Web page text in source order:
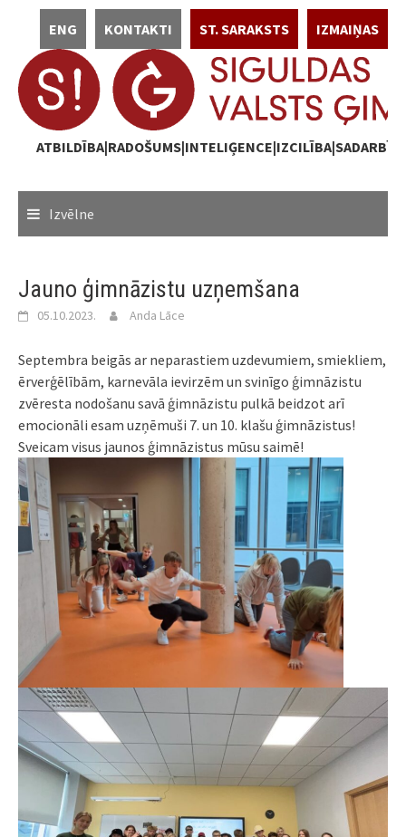
content
IZMAIŅAS
ST. SARAKSTS
KONTAKTI
ENG
Izvēlne
Jauno ģimnāzistu uzņemšana
05.10.2023. Anda Lāce
Septembra beigās ar neparastiem uzdevumiem, smiekliem,
ērverģēlībām, karnevāla ievirzēm un svinīgo ģimnāzistu
zvēresta nodošanu savā ģimnāzistu pulkā beidzot arī
emocionāli esam uzņēmuši 7. un 10. klašu ģimnāzistus!
Sveicam visus jaunos ģimnāzistus mūsu saimē!